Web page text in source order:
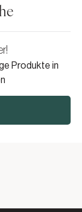
Produkte in